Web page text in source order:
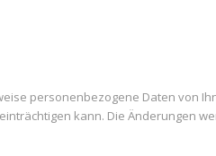
personenbezogene Daten von
kann. Die Änderungen